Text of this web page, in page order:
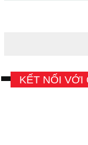
KẾT NỐI VỚI